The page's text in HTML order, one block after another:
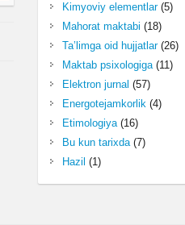
Kimyoviy elementlar(5)
Mahorat maktabi (18)
Ta’limga oid hujjatlar(26)
Maktab psixologiga(11)
Elektron jurnal (57)
Energotejamkorlik(4)
Etimologiya(16)
Bu kun tarixda(7)
Hazil (1)